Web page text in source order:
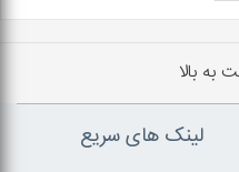
به بالا
لینک های سریع